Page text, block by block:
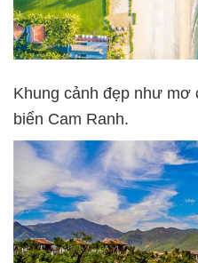
Khung cảnh đẹp như mơ
biển Cam Ranh.